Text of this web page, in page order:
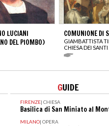
LUCIANI
DEL PIOMBO)
COMUNIONE DI
GIAMBATTISTA
CHIESA DEI
GUIDE
FIRENZE| CHIESA
Basilica di San Miniato al
MILANO| OPERA